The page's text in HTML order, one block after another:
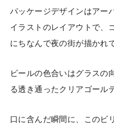
パッケージデザインはアー
イラストのレイアウトで、
にちなんで夜の街が描かれ
ビールの色合いはグラスの
る透き通ったクリアゴール
口に含んだ瞬間に、このビ